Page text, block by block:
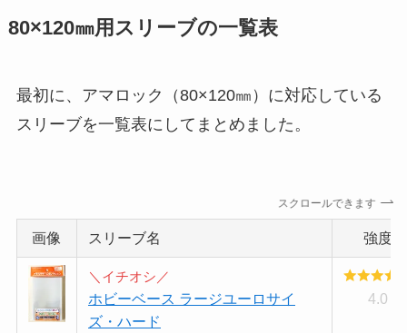
80×120㎜用スリーブの一覧表
最初に、アマロック（80×120㎜）に対応している
スリーブを一覧表にしてまとめました。
スクロールできます
画像 スリーブ名 強度
＼イチオシ／
ホビーベース ラージユーロサイ
ズ・ハード
4.0